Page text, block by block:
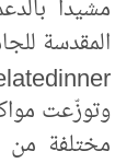
مشيداً
المقدسة
وتوزّعت
مختلفة من